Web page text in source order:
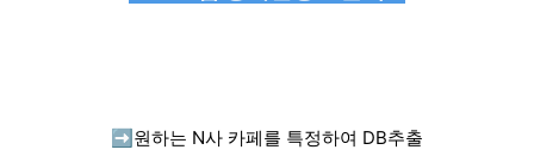
➡️ 원하는 N사 카페를 특정하여 DB추출